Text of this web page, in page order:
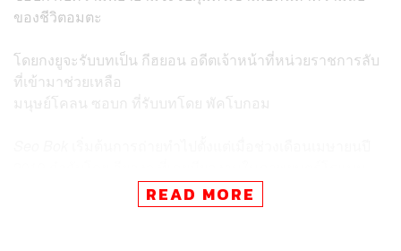
ของชีวิตอมตะ
โดยกงยูจะรับบทเป็น กีฮยอน อดีตเจ้าหน้าที่หน่วยราชการลับ
ที่เข้ามาช่วยเหลือ
มนุษย์โคลน ซอบก ที่รับบทโดย พัคโบกอม
ออกฉายในปี 2012 และแม้จะยังไม่มี
กำหนดฉายที่แน่ชัดออกมา แต่ก็เชื่อว่าการเปิดตัวโปสเตอร์
READ MORE